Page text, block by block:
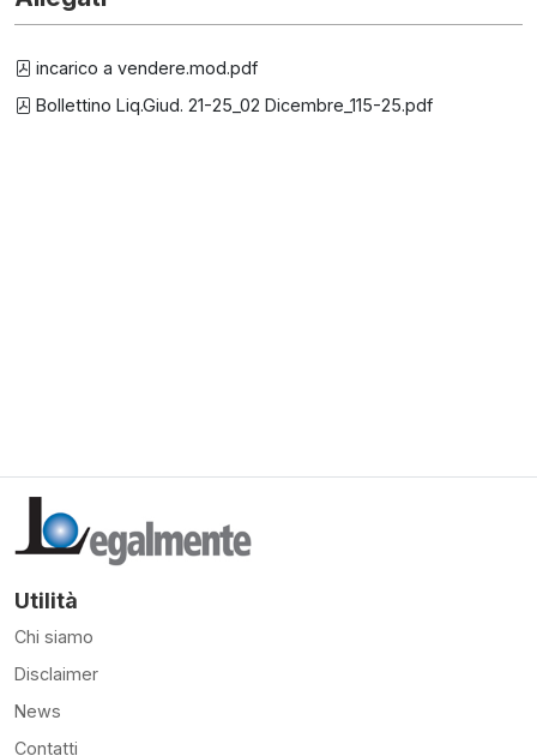
incarico a vendere.mod.pdf
Bollettino Liq.Giud. 21-25_02 Dicembre_115-25.pdf
Utilità
Chi siamo
Disclaimer
News
Contatti